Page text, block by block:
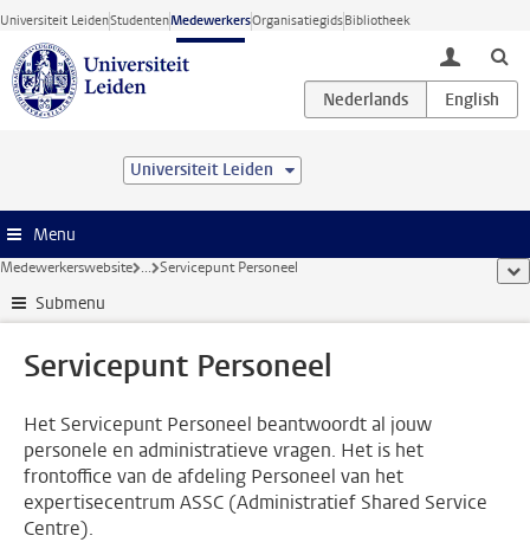
Ga direct naar de inhoud
Universiteit LeidenStudentenMedewerkersOrganisatiegidsBibliotheek
toggle
Universiteit Leiden
Menu
Medewerkerswebsite ... Servicepunt Personeel
Submenu
Servicepunt Personeel
Het Servicepunt Personeel beantwoordt al jouw
personele en administratieve vragen. Het is het
frontoffice van de afdeling Personeel van het
expertisecentrum ASSC (Administratief Shared Service
Centre).